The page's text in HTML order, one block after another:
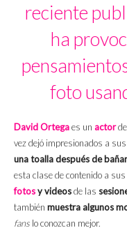
reciente
ha
foto
David Ortegaes un actor
vez dejó impresionados a
una toalla después de
esta clase de contenido a
fotosy videosde las
también muestra algunos
fans lo conozcan mejor.